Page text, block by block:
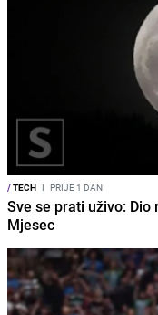
/TECH I PRIJE 1 DAN
Sve se prati uživo: Dio
Mjesec